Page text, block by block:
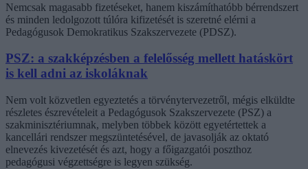
Nemcsak magasabb fizetéseket, hanem kiszámíthatóbb bérrendszert
és minden ledolgozott túlóra kifizetését is szeretné elérni a
Pedagógusok Demokratikus Szakszervezete (PDSZ).
PSZ: a szakképzésben a felelősség mellett hatáskört
is kell adni az iskoláknak
Nem volt közvetlen egyeztetés a törvénytervezetről, mégis elküldte
részletes észrevételeit a Pedagógusok Szakszervezete (PSZ) a
szakminisztériumnak, melyben többek között egyetértettek a
kancellári rendszer megszüntetésével, de javasolják az oktató
elnevezés kivezetését és azt, hogy a főigazgatói poszthoz
pedagógusi végzettségre is legyen szükség.